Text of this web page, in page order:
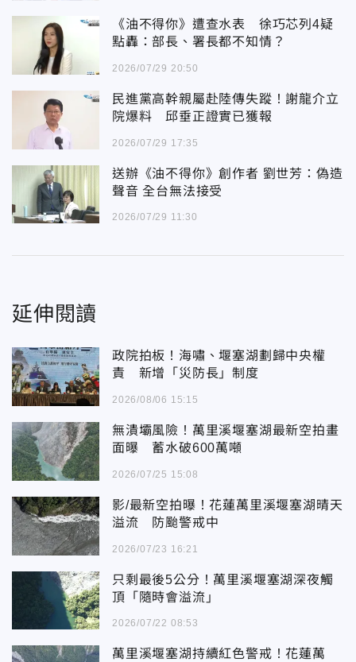
《油不得你》遭查水表 徐巧芯列4疑
點轟：部長、署長都不知情？
2026/07/29 20:50
民進黨高幹親屬赴陸傳失蹤！謝龍介立
院爆料 邱垂正證實已獲報
2026/07/29 17:35
送辦《油不得你》創作者 劉世芳：偽造
聲音 全台無法接受
2026/07/29 11:30
延伸閱讀
政院拍板！海嘯、堰塞湖劃歸中央權
責 新增「災防長」制度
2026/08/06 15:15
無潰壩風險！萬里溪堰塞湖最新空拍畫
面曝 蓄水破600萬噸
2026/07/25 15:08
影/最新空拍曝！花蓮萬里溪堰塞湖晴天
溢流 防颱警戒中
2026/07/23 16:21
只剩最後5公分！萬里溪堰塞湖深夜觸
頂「隨時會溢流」
2026/07/22 08:53
萬里溪堰塞湖持續紅色警戒！花蓮萬